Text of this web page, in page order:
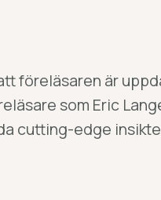
föreläsaren är
som Eric
cutting-edge